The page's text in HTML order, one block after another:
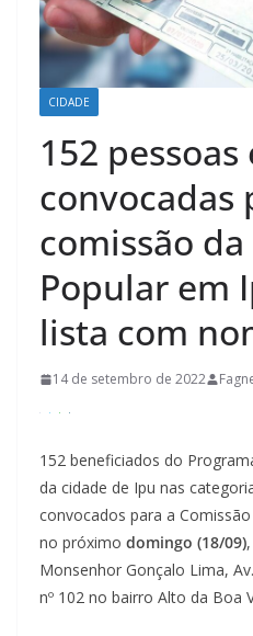
CIDADE
152
convocadas
comissão da
Popular em
lista com
14 de setembro de 2022
152 beneficiados do
da cidade de Ipu nas
convocados para a
no próximo domingo (18/09)
Monsenhor Gonçalo Lima,
nº 102 no bairro Alto da Boa